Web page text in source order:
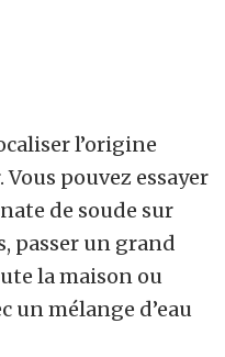
l’origine
pouvez essayer
de soude sur
passer un grand
la maison ou
un mélange d’eau